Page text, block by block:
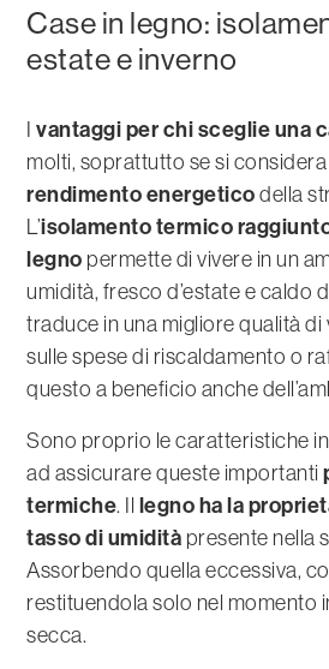
Case in legno:
estate e inverno
Ivantaggi per chi sceglie una
molti, soprattutto se si considera
rendimento energetico della
L’isolamento termico
legno permette di vivere in un
umidità, fresco d’estate e caldo
traduce in una migliore qualità di
sulle spese di riscaldamento o
questo a beneficio anche
Sono proprio le caratteristiche
ad assicurare queste importanti
termiche. Il legno ha la
tasso di umidità presente nella
Assorbendo quella eccessiva,
restituendola solo nel momento
secca.